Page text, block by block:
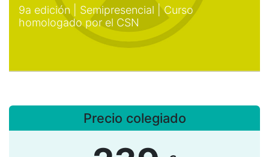
9a edición | Semipresencial | Curso
homologado por el CSN
Precio colegiado